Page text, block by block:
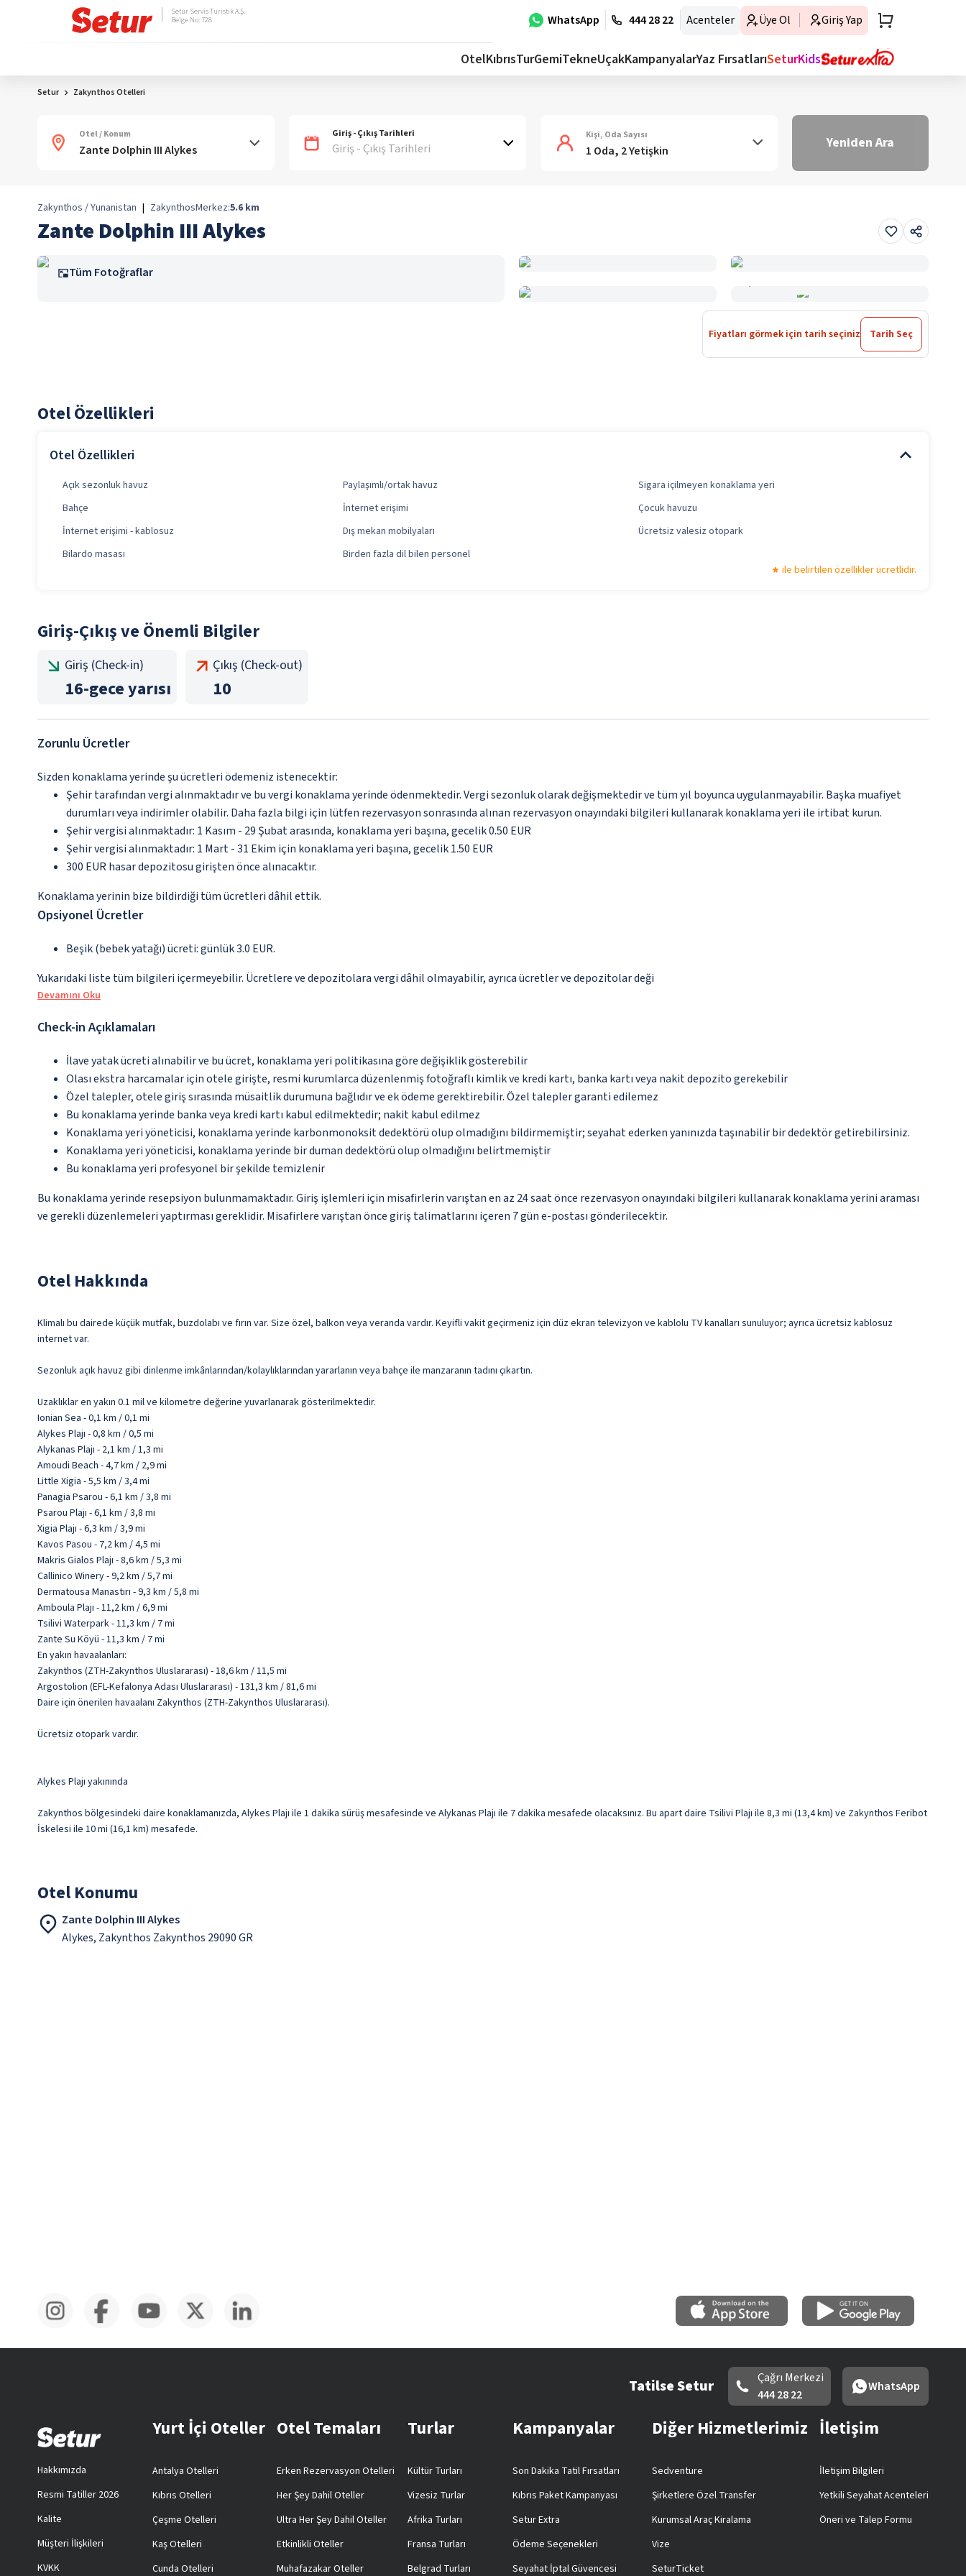
WhatsApp 444 28 22 Acenteler Üye Ol Giriş Yap
Setur Servis Turistik A.Ş.
Belge No: 728
OtelKıbrısTurGemiTekneUçakKampanyalarYaz FırsatlarıSeturKids
Setur Zakynthos Otelleri
Otel / Konum Giriş - Çıkış Tarihleri
Giriş - Çıkış Tarihleri
Kişi, Oda Sayısı
1 Oda, 2 Yetişkin Yeniden Ara
Zakynthos / Yunanistan | ZakynthosMerkez:5.6 km
Zante Dolphin III Alykes
Tüm Fotoğraflar
Fiyatları görmek için tarih seçiniz Tarih Seç
Otel Özellikleri
Otel Özellikleri
Açık sezonluk havuz Paylaşımlı/ortak havuz
Sigara içilmeyen konaklama yeri
Bahçe
İnternet erişimi
Çocuk havuzu
İnternet erişimi - kablosuz
Dış mekan mobilyaları
Ücretsiz valesiz otopark
Bilardo masası
Birden fazla dil bilen personel
ile belirtilen özellikler ücretlidir.
Giriş-Çıkış ve Önemli Bilgiler
Giriş (Check-in)
16-gece yarısı
Çıkış (Check-out)
10
Zorunlu Ücretler
Sizden konaklama yerinde şu ücretleri ödemeniz istenecektir:
Şehir tarafından vergi alınmaktadır ve bu vergi konaklama yerinde ödenmektedir. Vergi sezonluk olarak değişmektedir ve tüm yıl boyunca uygulanmayabilir. Başka muafiyet
durumları veya indirimler olabilir. Daha fazla bilgi için lütfen rezervasyon sonrasında alınan rezervasyon onayındaki bilgileri kullanarak konaklama yeri ile irtibat kurun.
Şehir vergisi alınmaktadır: 1 Kasım - 29 Şubat arasında, konaklama yeri başına, gecelik 0.50 EUR
Şehir vergisi alınmaktadır: 1 Mart - 31 Ekim için konaklama yeri başına, gecelik 1.50 EUR
300 EUR hasar depozitosu girişten önce alınacaktır.
Konaklama yerinin bize bildirdiği tüm ücretleri dâhil ettik.
Opsiyonel Ücretler
Beşik (bebek yatağı) ücreti: günlük 3.0 EUR.
Yukarıdaki liste tüm bilgileri içermeyebilir. Ücretlere ve depozitolara vergi dâhil olmayabilir, ayrıca ücretler ve depozitolar deği
Devamını Oku
Check-in Açıklamaları
İlave yatak ücreti alınabilir ve bu ücret, konaklama yeri politikasına göre değişiklik gösterebilir
Olası ekstra harcamalar için otele girişte, resmi kurumlarca düzenlenmiş fotoğraflı kimlik ve kredi kartı, banka kartı veya nakit depozito gerekebilir
Özel talepler, otele giriş sırasında müsaitlik durumuna bağlıdır ve ek ödeme gerektirebilir. Özel talepler garanti edilemez
Bu konaklama yerinde banka veya kredi kartı kabul edilmektedir; nakit kabul edilmez
Konaklama yeri yöneticisi, konaklama yerinde karbonmonoksit dedektörü olup olmadığını bildirmemiştir; seyahat ederken yanınızda taşınabilir bir dedektör getirebilirsiniz.
Konaklama yeri yöneticisi, konaklama yerinde bir duman dedektörü olup olmadığını belirtmemiştir
Bu konaklama yeri profesyonel bir şekilde temizlenir
Bu konaklama yerinde resepsiyon bulunmamaktadır. Giriş işlemleri için misafirlerin varıştan en az 24 saat önce rezervasyon onayındaki bilgileri kullanarak konaklama yerini araması
ve gerekli düzenlemeleri yaptırması gereklidir. Misafirlere varıştan önce giriş talimatlarını içeren 7 gün e-postası gönderilecektir.
Otel Hakkında
Klimalı bu dairede küçük mutfak, buzdolabı ve fırın var. Size özel, balkon veya veranda vardır. Keyifli vakit geçirmeniz için düz ekran televizyon ve kablolu TV kanalları sunuluyor; ayrıca ücretsiz kablosuz
internet var.
Sezonluk açık havuz gibi dinlenme imkânlarından/kolaylıklarından yararlanın veya bahçe ile manzaranın tadını çıkartın.
Uzaklıklar en yakın 0.1 mil ve kilometre değerine yuvarlanarak gösterilmektedir.
Ionian Sea - 0,1 km / 0,1 mi
Alykes Plajı - 0,8 km / 0,5 mi
Alykanas Plajı - 2,1 km / 1,3 mi
Amoudi Beach - 4,7 km / 2,9 mi
Little Xigia - 5,5 km / 3,4 mi
Panagia Psarou - 6,1 km / 3,8 mi
Psarou Plajı - 6,1 km / 3,8 mi
Xigia Plajı - 6,3 km / 3,9 mi
Kavos Pasou - 7,2 km / 4,5 mi
Makris Gialos Plajı - 8,6 km / 5,3 mi
Callinico Winery - 9,2 km / 5,7 mi
Dermatousa Manastırı - 9,3 km / 5,8 mi
Amboula Plajı - 11,2 km / 6,9 mi
Tsilivi Waterpark - 11,3 km / 7 mi
Zante Su Köyü - 11,3 km / 7 mi
En yakın havaalanları:
Zakynthos (ZTH-Zakynthos Uluslararası) - 18,6 km / 11,5 mi
Argostolion (EFL-Kefalonya Adası Uluslararası) - 131,3 km / 81,6 mi
Daire için önerilen havaalanı Zakynthos (ZTH-Zakynthos Uluslararası).
Ücretsiz otopark vardır.
Alykes Plajı yakınında
Zakynthos bölgesindeki daire konaklamanızda, Alykes Plajı ile 1 dakika sürüş mesafesinde ve Alykanas Plajı ile 7 dakika mesafede olacaksınız. Bu apart daire Tsilivi Plajı ile 8,3 mi (13,4 km) ve Zakynthos Feribot
İskelesi ile 10 mi (16,1 km) mesafede.
Otel Konumu
Zante Dolphin III Alykes
Alykes, Zakynthos Zakynthos 29090 GR
Tatilse Setur
Çağrı Merkezi
444 28 22
WhatsApp
Hakkımızda
Resmi Tatiller 2026
Kalite
Müşteri İlişkileri
KVKK
Yurt İçi Oteller
Antalya Otelleri
Kıbrıs Otelleri
Çeşme Otelleri
Kaş Otelleri
Cunda Otelleri
Otel Temaları
Erken Rezervasyon Otelleri
Her Şey Dahil Oteller
Ultra Her Şey Dahil Oteller
Etkinlikli Oteller
Muhafazakar Oteller
Turlar
Kültür Turları
Vizesiz Turlar
Afrika Turları
Fransa Turları
Belgrad Turları
Kampanyalar
Son Dakika Tatil Fırsatları
Kıbrıs Paket Kampanyası
Setur Extra
Ödeme Seçenekleri
Seyahat İptal Güvencesi
Diğer Hizmetlerimiz
Sedventure
Şirketlere Özel Transfer
Kurumsal Araç Kiralama
Vize
SeturTicket
İletişim
İletişim Bilgileri
Yetkili Seyahat Acenteleri
Öneri ve Talep Formu